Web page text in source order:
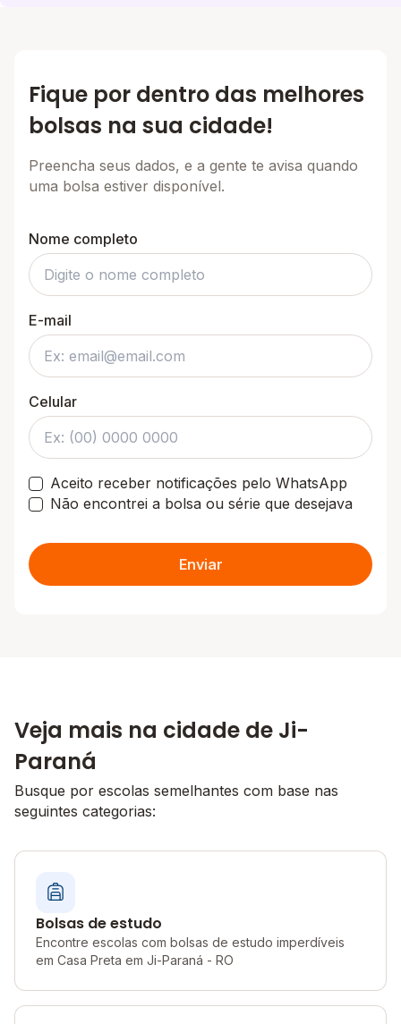
Fique por dentro das melhores
bolsas na sua cidade!
Preencha seus dados, e a gente te avisa quando
uma bolsa estiver disponível.
Nome completo
E-mail
Celular
Aceito receber notificações pelo WhatsApp
Não encontrei a bolsa ou série que desejava
Enviar
Veja mais na cidade de Ji-
Paraná
Busque por escolas semelhantes com base nas
seguintes categorias:
Bolsas de estudo
Encontre escolas com bolsas de estudo imperdíveis
em Casa Preta em Ji-Paraná - RO